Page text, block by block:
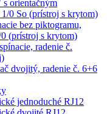
orientačným
0 So (prístroj s krytom)
bez piktogramu,
(prístroj s krytom)
radenie č.
dvojitý, radenie č. 6+6
jednoduché RJ12